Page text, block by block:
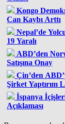
Kongo
Can Kaybı Arttı
Nepal’de
19 Yaralı
ABD’den
Satışına Onay
Çin’den
Şirket Yaptırım
İspanya
Açıklaması